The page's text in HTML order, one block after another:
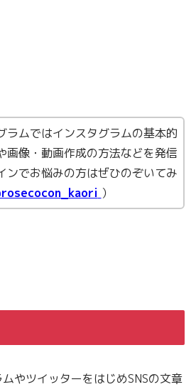
ラムではインスタグラムの基本的
画像・動画作成の方法などを発信
ンでお悩みの方はぜひのぞいてみ
）
やツイッターをはじめSNSの文章